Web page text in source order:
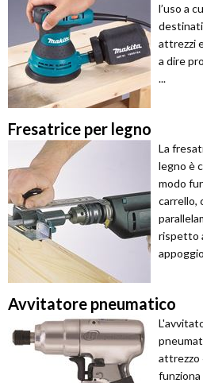
l’uso a
attrezzi
a dire
...
Fresatrice per legno
La
legno è
modo
carrello,
rispetto
Avvitatore pneumatico
attrezzo
funziona